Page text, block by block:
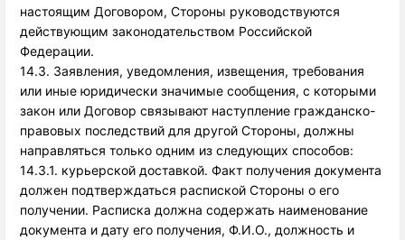
настоящим Договором, Стороны руководствуются
действующим законодательством Российской
Федерации.
14.3. Заявления, уведомления, извещения, требования
или иные юридически значимые сообщения, с которыми
закон или Договор связывают наступление гражданско-
правовых последствий для другой Стороны, должны
направляться только одним из следующих способов:
14.3.1. курьерской доставкой. Факт получения документа
должен подтверждаться распиской Стороны о его
получении. Расписка должна содержать наименование
документа и дату его получения, Ф.И.О., должность и